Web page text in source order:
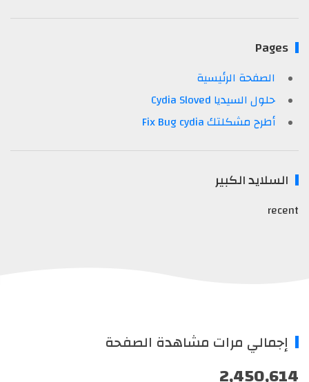
Pages
الصفحة الرئيسية
حلول السيديا Cydia Sloved
أطرح مشكلتك Fix Bug cydia
السلايد الكبير
recent
إجمالي مرات مشاهدة الصفحة